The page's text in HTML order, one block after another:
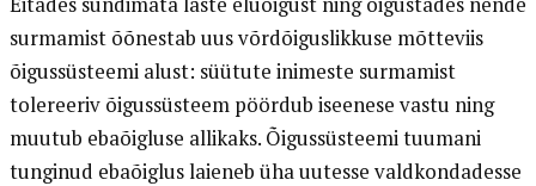
surmamist õõnestab uus võrdõiguslikkuse mõtteviis
õigussüsteemi alust: süütute inimeste surmamist
tolereeriv õigussüsteem pöördub iseenese vastu ning
muutub ebaõigluse allikaks. Õigussüsteemi tuumani
tunginud ebaõiglus laieneb üha uutesse valdkondadesse